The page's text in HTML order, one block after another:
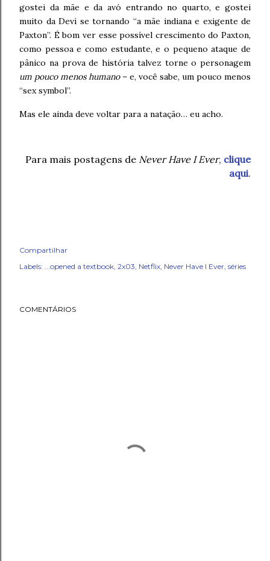
gostei da mãe e da avó entrando no quarto, e gostei
muito da Devi se tornando “a mãe indiana e exigente de
Paxton”. É bom ver esse possível crescimento do Paxton,
como pessoa e como estudante, e o pequeno ataque de
pânico na prova de história talvez torne o personagem
um pouco menos humano– e, você sabe, um pouco menos
“sex symbol”.
Mas ele ainda deve voltar para a natação… eu acho.
Para mais postagens de Never Have I Ever, clique
aqui.
Compartilhar
Labels: ...opened a textbook 2x03 Netflix Never Have I Ever séries
COMENTÁRIOS